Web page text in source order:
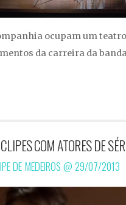
ocupam um
da carreira da
COM ATORES DE
DE MEDEIROS @29/07/2013